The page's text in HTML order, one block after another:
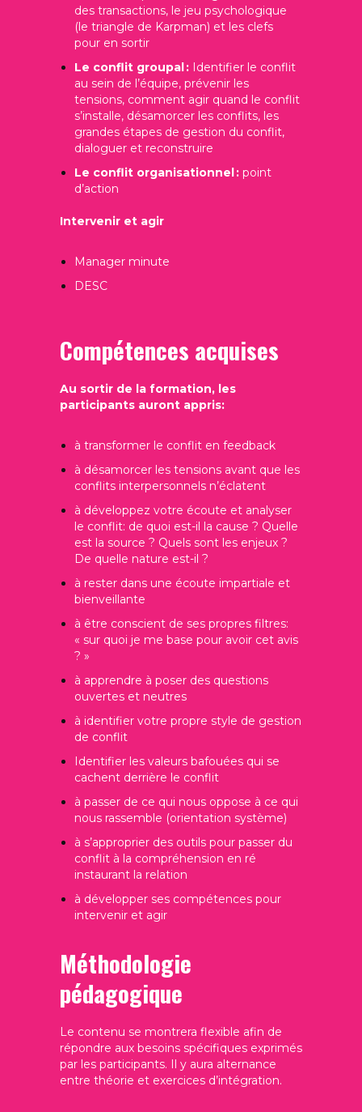
des transactions, le jeu psychologique
(le triangle de Karpman) et les clefs
pour en sortir
Le conflit groupal : Identifier le conflit
au sein de l’équipe, prévenir les
tensions, comment agir quand le conflit
s’installe, désamorcer les conflits, les
grandes étapes de gestion du conflit,
dialoguer et reconstruire
Le conflit organisationnel : point
d’action
Intervenir et agir
Manager minute
DESC
Compétences acquises
Au sortir de la formation, les
participants auront appris:
à transformer le conflit en feedback
à désamorcer les tensions avant que les
conflits interpersonnels n’éclatent
à développez votre écoute et analyser
le conflit: de quoi est-il la cause ? Quelle
est la source ? Quels sont les enjeux ?
De quelle nature est-il ?
à rester dans une écoute impartiale et
bienveillante
à être conscient de ses propres filtres:
« sur quoi je me base pour avoir cet avis
? »
à apprendre à poser des questions
ouvertes et neutres
à identifier votre propre style de gestion
de conflit
Identifier les valeurs bafouées qui se
cachent derrière le conflit
à passer de ce qui nous oppose à ce qui
nous rassemble (orientation système)
à s’approprier des outils pour passer du
conflit à la compréhension en ré
instaurant la relation
à développer ses compétences pour
intervenir et agir
Méthodologie
pédagogique
Le contenu se montrera flexible afin de
répondre aux besoins spécifiques exprimés
par les participants. Il y aura alternance
entre théorie et exercices d’intégration.